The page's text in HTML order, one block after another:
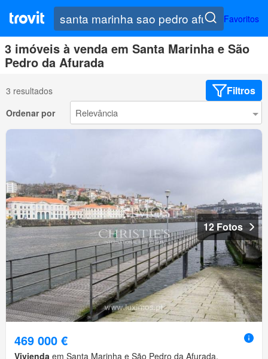
Favoritos
3 imóveis à venda em Santa Marinha e São
Pedro da Afurada
3 resultados Filtros
Ordenar por
12 Fotos
469 000 €
Vivienda em Santa Marinha e São Pedro da Afurada,